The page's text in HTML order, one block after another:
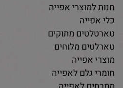
חנות למוצרי אפייה
כלי אפייה
טארטלטים מתוקים
טארלטים מלוחים
מוצרי אפייה
חומרי גלם לאפייה